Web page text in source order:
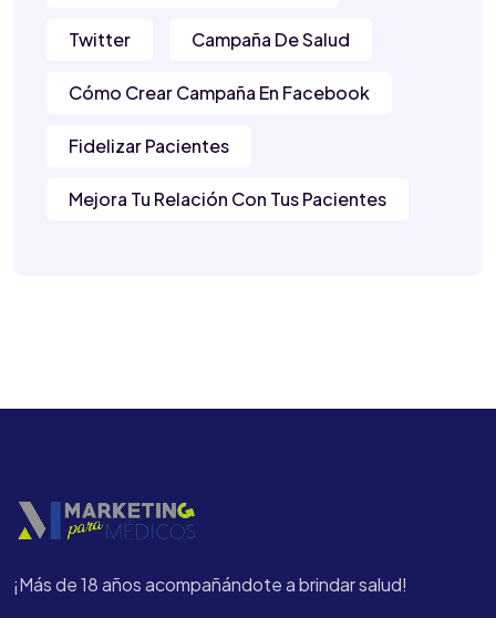
Twitter Campaña De Salud
Cómo Crear Campaña En Facebook
Fidelizar Pacientes
Mejora Tu Relación Con Tus Pacientes
¡Más de 18 años acompañándote a brindar salud!